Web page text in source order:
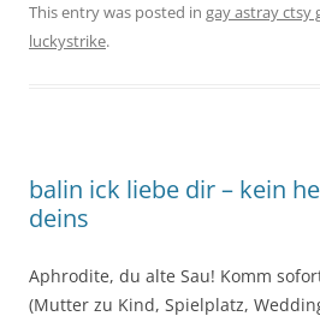
This entry was posted in gay astray ctsy
luckystrike.
balin ick liebe dir – kein
deins
Aphrodite, du alte Sau! Komm
(Mutter zu Kind, Spielplatz,